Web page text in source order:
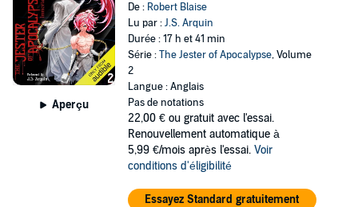
Aperçu
De : Robert Blaise
Lu par :J.S. Arquin
Durée : 17 h et 41 min
Série :The Jester of Apocalypse, Volume
2
Langue : Anglais
Pas de notations
22,00 € ou gratuit avec l'essai.
Renouvellement automatique à
5,99 €/mois après l'essai. Voir
conditions d'éligibilité
Essayez Standard gratuitement